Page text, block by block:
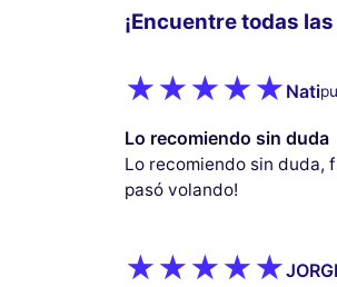
¡Encuentre todas
Nati
Lo recomiendo sin duda
Lo recomiendo sin duda,
pasó volando!